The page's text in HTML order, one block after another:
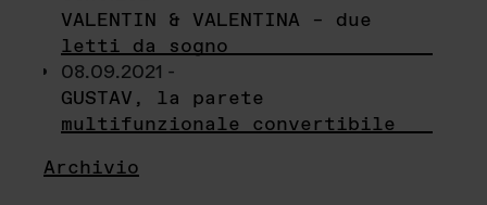
VALENTIN & VALENTINA – due
letti da sogno
08.09.2021 -
GUSTAV, la parete
multifunzionale convertibile
Archivio